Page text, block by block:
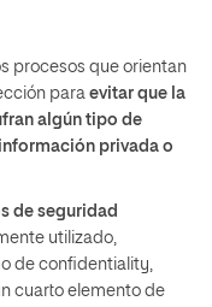
procesos que orientan
para evitar que la
algún tipo de
privada o
de seguridad
utilizado,
de confidentiality,
cuarto elemento de